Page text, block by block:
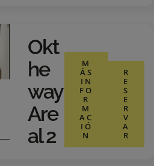
Okt
He
Way
Are
Al 2
M
ÁS
IN
FO
R
M
AC
IÓ
N
R
E
S
E
R
V
A
R